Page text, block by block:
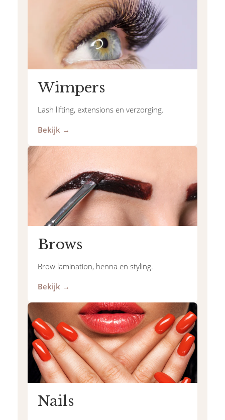
Wimpers
Lash lifting, extensions en verzorging.
Bekijk →
Brows
Brow lamination, henna en styling.
Bekijk →
Nails